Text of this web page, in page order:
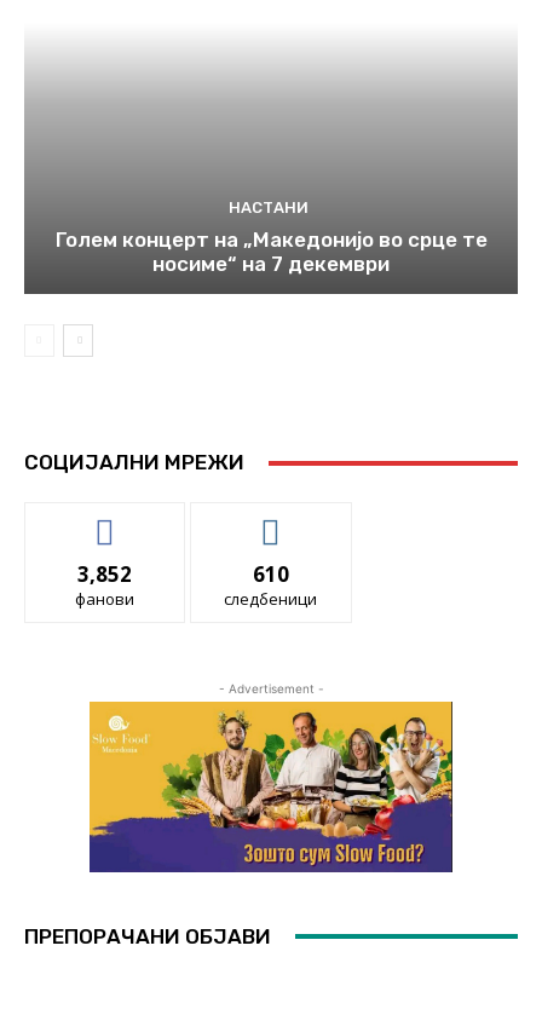
НАСТАНИ
Голем концерт на „Македонијо во срце те
носиме“ на 7 декември
СОЦИЈАЛНИ МРЕЖИ
3,852
фанови
610
следбеници
- Advertisement -
ПРЕПОРАЧАНИ ОБЈАВИ